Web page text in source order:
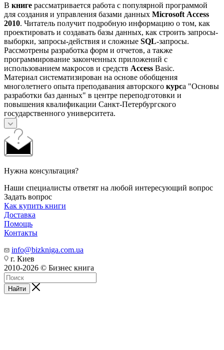
В книге рассматривается работа с популярной программой
для создания и управления базами данных Microsoft Access
2010. Читатель получит подробную информацию о том, как
проектировать и создавать базы данных, как строить запросы-
выборки, запросы-действия и сложные SQL-запросы.
Рассмотрены разработка форм и отчетов, а также
программирование законченных приложений с
использованием макросов и средств Access Basic.
Материал систематизирован на основе обобщения
многолетнего опыта преподавания авторского курса "Основы
разработки баз данных" в центре переподготовки и
повышения квалификации Санкт-Петербургского
государственного университета.
Нужна консультация?
Наши специалисты ответят на любой интересующий вопрос
Задать вопрос
Как купить книги
Доставка
Помощь
Контакты
info@bizkniga.com.ua
г. Киев
2010-2026 © Бизнес книга
Найти